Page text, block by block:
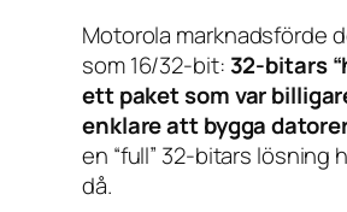
Motorola marknadsförde
som 16/32-bit: 32-bitars
ett paket som var
enklare att bygga
en “full” 32-bitars lösning
då.